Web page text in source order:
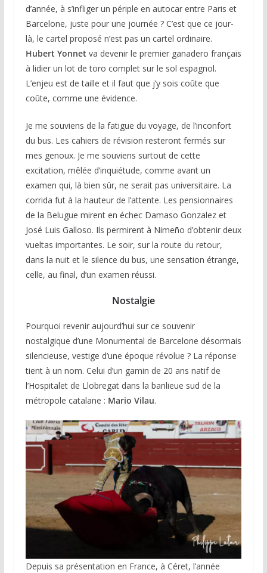
d’année, à s’infliger un périple en autocar entre Paris et
Barcelone, juste pour une journée ? C’est que ce jour-
là, le cartel proposé n’est pas un cartel ordinaire.
Hubert Yonnet va devenir le premier ganadero français
à lidier un lot de toro complet sur le sol espagnol.
L’enjeu est de taille et il faut que j’y sois coûte que
coûte, comme une évidence.
Je me souviens de la fatigue du voyage, de l’inconfort
du bus. Les cahiers de révision resteront fermés sur
mes genoux. Je me souviens surtout de cette
excitation, mêlée d’inquiétude, comme avant un
examen qui, là bien sûr, ne serait pas universitaire. La
corrida fut à la hauteur de l’attente. Les pensionnaires
de la Belugue mirent en échec Damaso Gonzalez et
José Luis Galloso. Ils permirent à Nimeño d’obtenir deux
vueltas importantes. Le soir, sur la route du retour,
dans la nuit et le silence du bus, une sensation étrange,
celle, au final, d’un examen réussi.
Nostalgie
Pourquoi revenir aujourd’hui sur ce souvenir
nostalgique d’une Monumental de Barcelone désormais
silencieuse, vestige d’une époque révolue ? La réponse
tient à un nom. Celui d’un gamin de 20 ans natif de
l’Hospitalet de Llobregat dans la banlieue sud de la
métropole catalane : Mario Vilau.
Depuis sa présentation en France, à Céret, l’année